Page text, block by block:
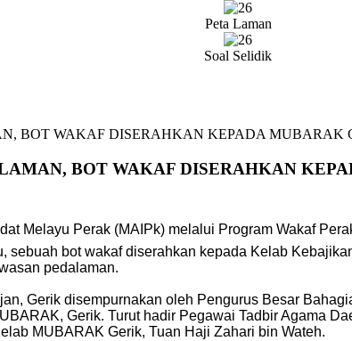
Peta Laman
Soal Selidik
BOT WAKAF DISERAHKAN KEPADA MUBARAK
BOT WAKAF DISERAHKAN
Melayu Perak (MAIPk) melalui Program Wakaf
sebuah bot wakaf diserahkan kepada Kelab
pedalaman.
Gerik disempurnakan oleh Pengurus Besar
Gerik. Turut hadir Pegawai Tadbir Agama
MUBARAK Gerik, Tuan Haji Zahari bin Wateh.